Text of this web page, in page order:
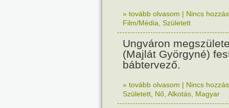
» tovább olvasom | Nincs
Film/Média Született
Ungváron
(Majlát Györgyné)
bábtervező.
» tovább olvasom | Nincs
Született Nő Alkotás Magyar